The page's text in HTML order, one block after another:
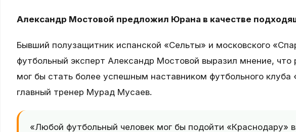
Александр Мостовой предложил Юрана в качестве
Бывший полузащитник испанской «Сельты» и московского
футбольный эксперт Александр Мостовой выразил мнение,
мог бы стать более успешным наставником футбольного
главный тренер Мурад Мусаев.
«Любой футбольный человек мог бы подойти «Краснодару»